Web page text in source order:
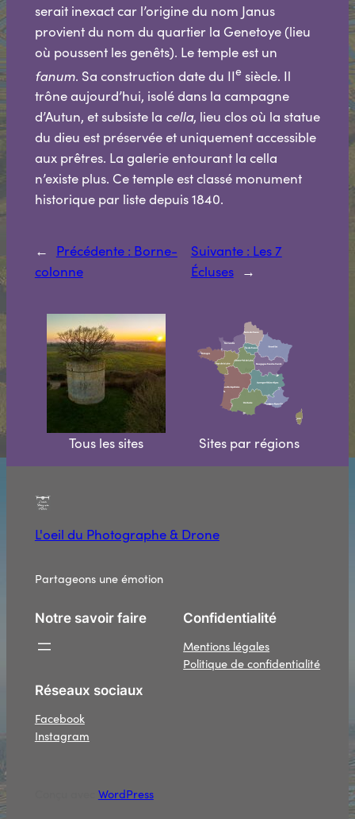
serait inexact car l’origine du nom Janus
provient du nom du quartier la Genetoye (lieu
où poussent les genêts). Le temple est un
fanum. Sa construction date du IIesiècle. Il
trône aujourd’hui, isolé dans la campagne
d’Autun, et subsiste la cella, lieu clos où la statue
du dieu est préservée et uniquement accessible
aux prêtres. La galerie entourant la cella
n’existe plus. Ce temple est classé monument
historique par liste depuis 1840.
← Précédente : Borne-
colonne
Suivante : Les 7
Écluses →
Tous les sites Sites par régions
L'oeil du Photographe & Drone
Partageons une émotion
Notre savoir faire
Confidentialité
Mentions légales
Politique de confidentialité
Réseaux sociaux
Facebook
Instagram
WordPress